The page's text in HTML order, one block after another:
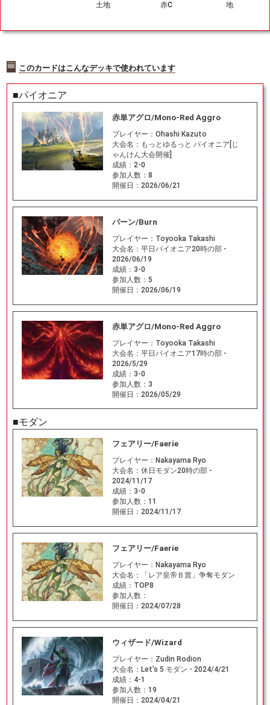
土地 赤C 地
このカードはこんなデッキで使われています
■パイオニア
赤単アグロ/Mono-Red Aggro
プレイヤー： Ohashi Kazuto
大会名： もっとゆるっと パイオニア[じ
ゃんけん大会開催]
成績： 2-0
参加人数： 8
開催日： 2026/06/21
バーン/Burn
プレイヤー： Toyooka Takashi
大会名： 平日パイオニア20時の部 -
2026/06/19
成績： 3-0
参加人数： 5
開催日： 2026/06/19
赤単アグロ/Mono-Red Aggro
プレイヤー： Toyooka Takashi
大会名： 平日パイオニア17時の部 -
2026/5/29
成績： 3-0
参加人数： 3
開催日： 2026/05/29
■モダン
フェアリー/Faerie
プレイヤー： Nakayama Ryo
大会名： 休日モダン20時の部 -
2024/11/17
成績： 3-0
参加人数： 11
開催日： 2024/11/17
フェアリー/Faerie
プレイヤー： Nakayama Ryo
大会名：
「レア皇帝Ｂ賞」争奪モダン
成績： TOP8
参加人数：
開催日： 2024/07/28
ウィザード/Wizard
プレイヤー： Zudin Rodion
大会名： Let's 5 モダン - 2024/4/21
成績： 4-1
参加人数： 19
開催日： 2024/04/21